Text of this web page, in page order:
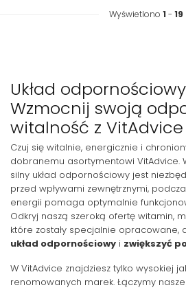
Wyświetlono 1 - 19
Układ
Wzmocnij swoją
witalność z VitAdvice
Czuj się witalnie, energicznie i
dobranemu asortymentowi VitAdvice.
silny układ odpornościowy jest
przed wpływami zewnętrznymi,
energii pomaga optymalnie
Odkryj naszą szeroką ofertę witamin,
które zostały specjalnie opracowane,
układ odpornościowy i zwiększyć
W VitAdvice znajdziesz tylko wysokiej
renomowanych marek. Łączymy